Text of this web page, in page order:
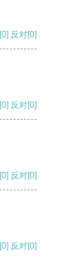
[0] 反对[0]
[0] 反对[0]
[0] 反对[0]
[0] 反对[0]